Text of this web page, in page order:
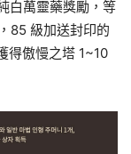
白萬靈藥獎勵，等
85 級加送封印的
得傲慢之塔 1~10